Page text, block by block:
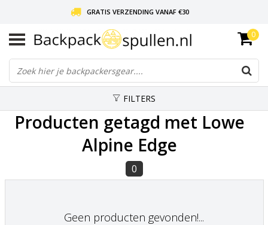
GRATIS VERZENDING VANAF €30
LIEFDE VOOR BACKPACKEN!
30 DAGEN GRATIS RETOUR
0
FILTERS
Producten getagd met Lowe
Alpine Edge
0
Geen producten gevonden!...